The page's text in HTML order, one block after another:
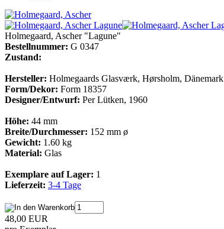
Holmegaard, Ascher "Lagune"
Bestellnummer: G 0347
Zustand:
Hersteller: Holmegaards Glasværk, Hørsholm, Dänemark
Form/Dekor: Form 18357
Designer/Entwurf: Per Lütken, 1960
Höhe: 44 mm
Breite/Durchmesser: 152 mm ø
Gewicht: 1.60 kg
Material: Glas
Exemplare auf Lager: 1
Lieferzeit: 3-4 Tage
48,00 EUR